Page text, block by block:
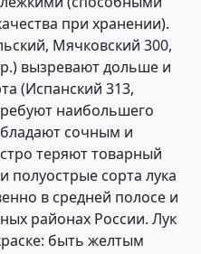
при хранении).
Мячковский 300,
вызревают дольше и
(Испанский 313,
наибольшего
сочным и
теряют товарный
полуострые сорта лука
в средней полосе и
районах России. Лук
быть желтым